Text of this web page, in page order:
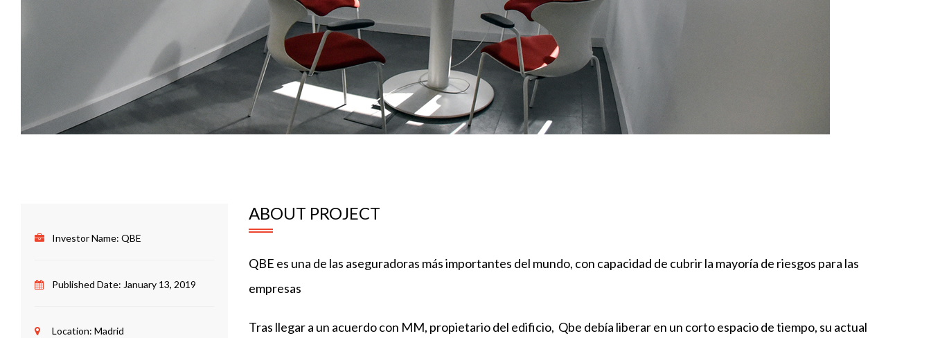
Investor Name: QBE
Published Date: January 13, 2019
Location: Madrid
ABOUT PROJECT
QBE es una de las aseguradoras más importantes del mundo, con capacidad de cubrir la mayoría de riesgos para las
empresas
Tras llegar a un acuerdo con MM, propietario del edificio, Qbe debía liberar en un corto espacio de tiempo, su actual